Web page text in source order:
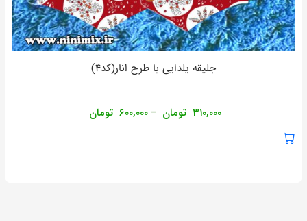
جلیقه یلدایی با طرح انار(کد۴)
۳۱۰,۰۰۰ تومان – ۶۰۰,۰۰۰ تومان